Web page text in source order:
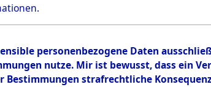
personenbezogene Daten
nutze. Mir ist bewusst, dass ein
Bestimmungen strafrechtliche